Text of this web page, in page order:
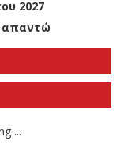
οι εθνικές
2026
2027